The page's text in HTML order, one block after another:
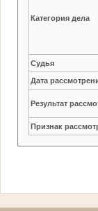
Категория дела
Судья
Дата
Результат
Признак